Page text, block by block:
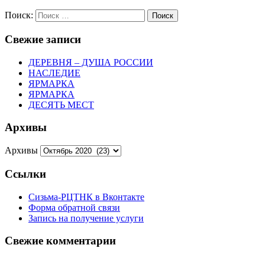
Поиск: Поиск
Свежие записи
ДЕРЕВНЯ – ДУША РОССИИ
НАСЛЕДИЕ
ЯРМАРКА
ЯРМАРКА
ДЕСЯТЬ МЕСТ
Архивы
Архивы
Ссылки
Сизьма-РЦТНК в Вконтакте
Форма обратной связи
Запись на получение услуги
Свежие комментарии